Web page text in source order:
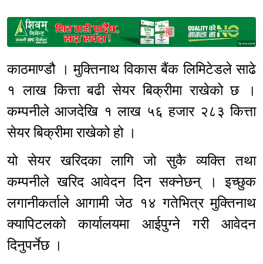
Sponsored
काठमाण्डौ । मुक्तिनाथ विकास बैंक लिमिटेडले साढे
१ लाख कित्ता बढी सेयर बिक्रीमा राखेको छ ।
कम्पनीले आजदेखि १ लाख ५६ हजार २८३ कित्ता
सेयर बिक्रीमा राखेको हो ।
यो सेयर खरिदका लागि जो सुकै व्यक्ति तथा
कम्पनीले खरिद आवेदन दिन सक्नेछन् । इच्छुक
लगानीकर्ताले आगामी जेठ १४ गतेभित्र मुक्तिनाथ
क्यापिटलको कार्यालयमा आईपुग्ने गरी आवेदन
दिनुपर्नेछ ।